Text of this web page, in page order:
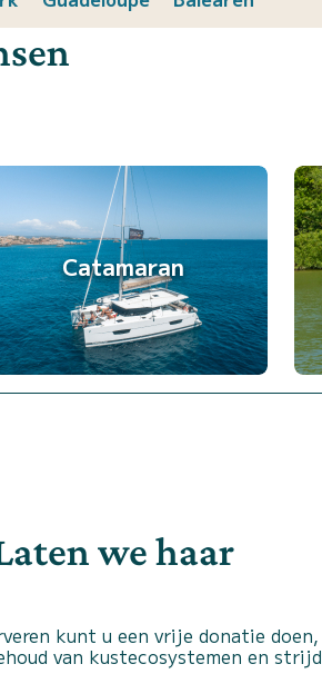
Catamaran
we haar
kunt u een vrije donatie doen,
van kustecosystemen en strijd